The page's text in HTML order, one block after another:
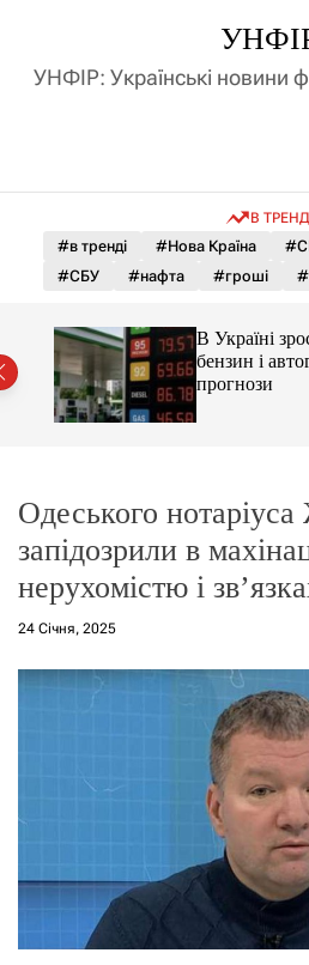
д
т
у
УНФІР: Українські новини
В
#в тренді #Нова Країна
#СБУ
#нафта #гроші
В Україні
бензин і
прогнози
Одеського
запідозрили в
нерухомістю і
24 Січня, 2025